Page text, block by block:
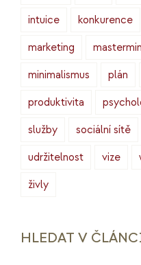
intuice
konkurence
marketing
minimalismus
plán
produktivita
služby
sociální sítě
udržitelnost
vize
živly
HLEDAT V